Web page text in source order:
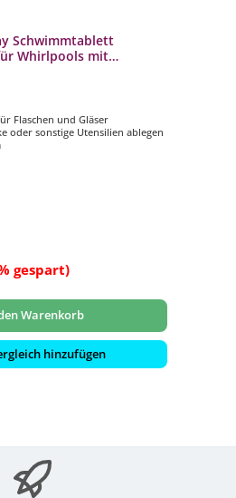
Schwimmtablett
Whirlpools mit
Flaschen und Gläser
oder sonstige Utensilien ablegen
gespart)
Warenkorb
hinzufügen